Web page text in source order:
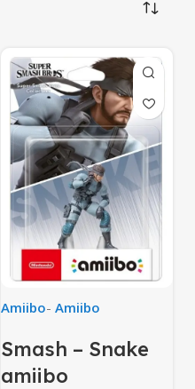
Amiibo- Amiibo
Smash – Snake
amiibo